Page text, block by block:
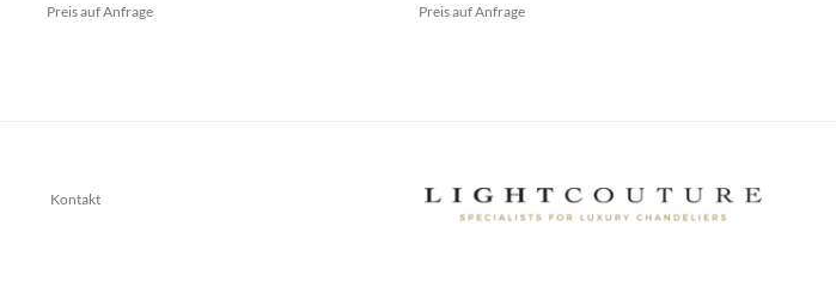
Preis auf Anfrage Preis auf Anfrage
Kontakt